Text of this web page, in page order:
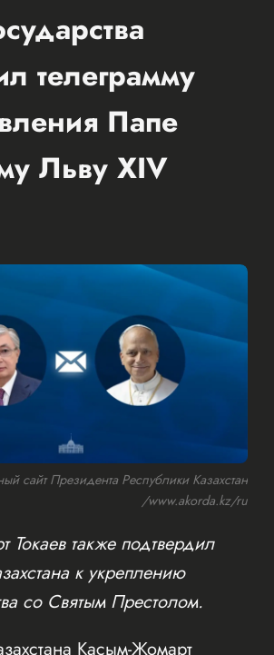
телеграмму
Папе
Льву XIV
сайт Президента Республики Казахстан
/www.akorda.kz/ru
Токаев также подтвердил
к укреплению
со Святым Престолом.
Касым-Жомарт